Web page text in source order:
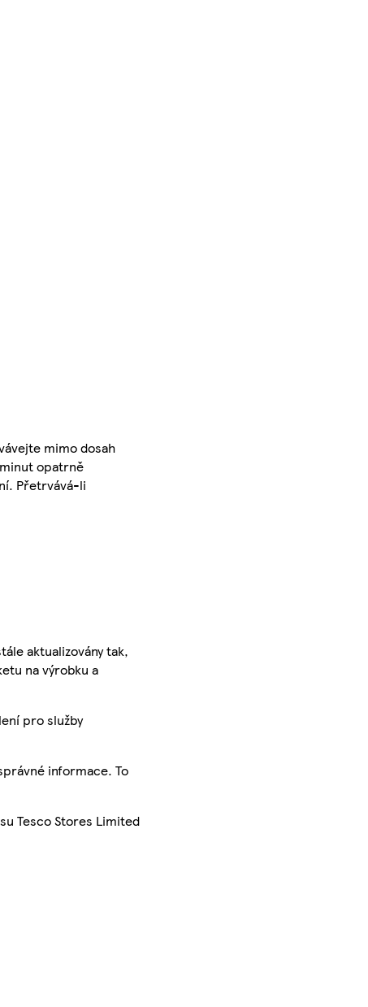
mimo dosah
opatrně
Přetrvává-li
aktualizovány tak,
na výrobku a
pro služby
informace. To
Tesco Stores Limited